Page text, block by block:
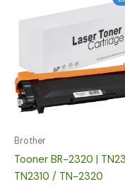
Brother
Tooner BR-2320 |
TN2310 / TN-2320